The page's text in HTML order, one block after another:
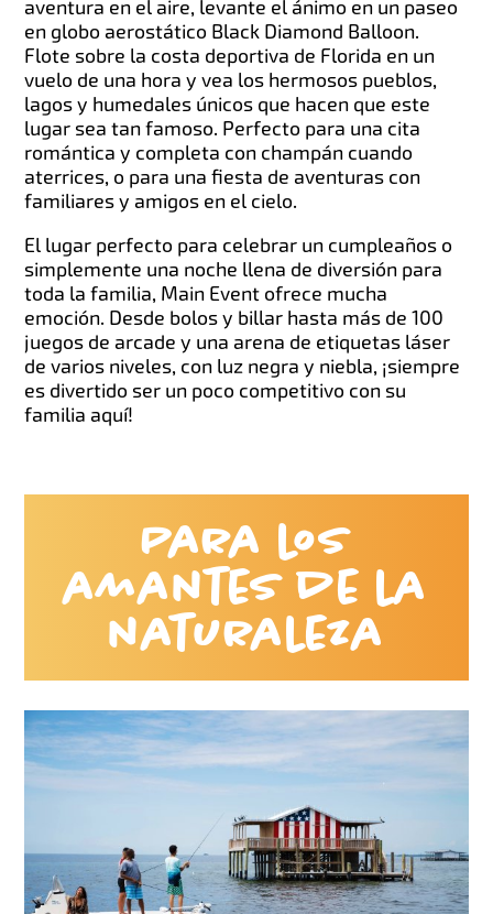
aventura en el aire, levante el ánimo en un paseo
en globo aerostático Black Diamond Balloon.
Flote sobre la costa deportiva de Florida en un
vuelo de una hora y vea los hermosos pueblos,
lagos y humedales únicos que hacen que este
lugar sea tan famoso. Perfecto para una cita
romántica y completa con champán cuando
aterrices, o para una fiesta de aventuras con
familiares y amigos en el cielo.
El lugar perfecto para celebrar un cumpleaños o
simplemente una noche llena de diversión para
toda la familia, Main Event ofrece mucha
emoción. Desde bolos y billar hasta más de 100
juegos de arcade y una arena de etiquetas láser
de varios niveles, con luz negra y niebla, ¡siempre
es divertido ser un poco competitivo con su
familia aquí!
Para los
amantes de la
naturaleza